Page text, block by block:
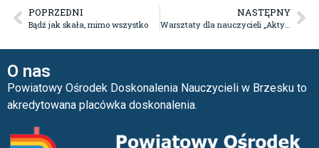
POPRZEDNI
Bądź jak skała, mimo wszystko
NASTĘPNY
Warsztaty dla nauczycieli „Aktywnie i zdrowo – edukacja prozdrowotna jako fundament przyszłości. Kształtowanie zdrowych nawyków oraz rozwój sprawności fizycznej wśród dzieci i młodzieży.
O nas
Powiatowy Ośrodek Doskonalenia Nauczycieli w Brzesku to
akredytowana placówka doskonalenia.